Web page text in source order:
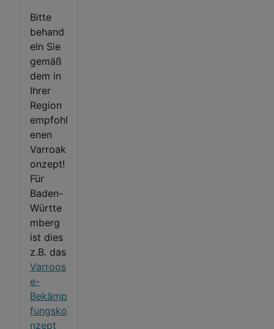
Bitte
behand
eln Sie
gemäß
dem in
Ihrer
Region
empfohl
enen
Varroak
onzept!
Für
Baden-
Württe
mberg
ist dies
z.B. das
Varroos
e-
Bekämp
fungsko
nzept